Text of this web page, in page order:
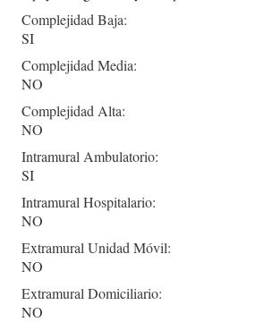
Complejidad Baja:
SI
Complejidad Media:
NO
Complejidad Alta:
NO
Intramural Ambulatorio:
SI
Intramural Hospitalario:
NO
Extramural Unidad Móvil:
NO
Extramural Domiciliario:
NO